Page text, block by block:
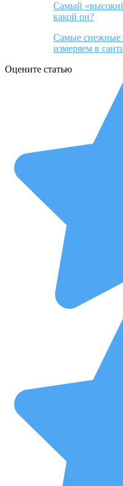
Самый
какой он?
Самые снежные
измеряем в
Оцените статью